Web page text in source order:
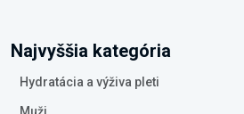
Najvyššia kategória
Hydratácia a výživa pleti